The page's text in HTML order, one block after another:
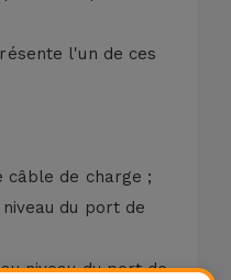
l'un de ces
de charge ;
du port de
niveau du port de